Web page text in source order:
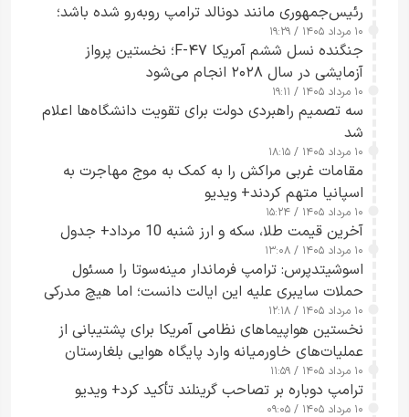
رئیس‌جمهوری مانند دونالد ترامپ روبه‌رو شده باشد؛
کسی که واقعاً دست به اقدام می‌زند
۱۰ مرداد ۱۴۰۵ / ۱۹:۲۹
جنگنده نسل ششم آمریکا F-۴۷؛ نخستین پرواز
آزمایشی در سال ۲۰۲۸ انجام می‌شود
۱۰ مرداد ۱۴۰۵ / ۱۹:۱۱
سه تصمیم راهبردی دولت برای تقویت دانشگاه‌ها اعلام
شد
۱۰ مرداد ۱۴۰۵ / ۱۸:۱۵
مقامات غربی مراکش را به کمک به موج مهاجرت به
اسپانیا متهم کردند+ ویدیو
۱۰ مرداد ۱۴۰۵ / ۱۵:۲۴
آخرین قیمت طلا، سکه و ارز شنبه 10 مرداد+ جدول
۱۰ مرداد ۱۴۰۵ / ۱۳:۰۸
اسوشیتدپرس: ترامپ فرماندار مینه‌سوتا را مسئول
حملات سایبری علیه این ایالت دانست؛ اما هیچ مدرکی
ارائه نکرد
۱۰ مرداد ۱۴۰۵ / ۱۲:۱۸
نخستین هواپیماهای نظامی آمریکا برای پشتیبانی از
عملیات‌های خاورمیانه وارد پایگاه هوایی بلغارستان
شدند
۱۰ مرداد ۱۴۰۵ / ۱۱:۵۹
ترامپ دوباره بر تصاحب گرینلند تأکید کرد+ ویدیو
۱۰ مرداد ۱۴۰۵ / ۰۹:۰۵